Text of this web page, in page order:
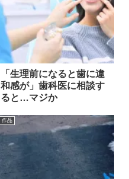
「生理前になると歯に違
和感が」歯科医に相談す
ると…マジか
作品